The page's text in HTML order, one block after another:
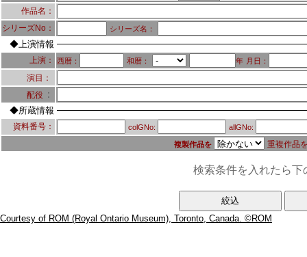
作品名：
シリーズNo：
シリーズ名：
◆上演情報
上演： 西暦： 和暦： 年 月日：
演目：
配役 ：
◆所蔵情報
資料番号： colGNo: allGNo:
複製作品を 重複作品
検索条件を入れたら
Courtesy of ROM (Royal Ontario Museum), Toronto, Canada. ©ROM